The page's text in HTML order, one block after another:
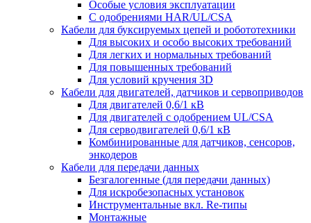
Особые условия эксплуатации
С одобрениями HAR/UL/CSA
Кабели для буксируемых цепей и робототехники
Для высоких и особо высоких требований
Для легких и нормальных требований
Для повышенных требований
Для условий кручения 3D
Кабели для двигателей, датчиков и сервоприводов
Для двигателей 0,6/1 кВ
Для двигателей с одобрением UL/CSA
Для серводвигателей 0,6/1 кВ
Комбинированные для датчиков, cенсоров,
энкодеров
Кабели для передачи данных
Безгалогенные (для передачи данных)
Для искробезопасных установок
Инструментальные вкл. Re-типы
Монтажные